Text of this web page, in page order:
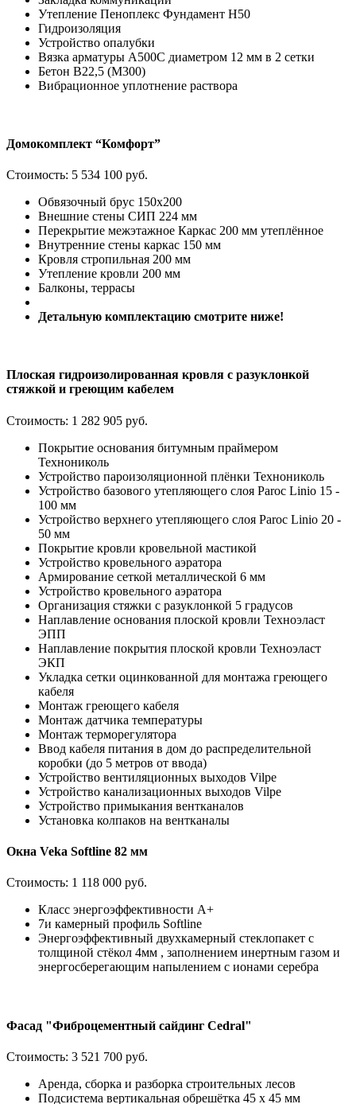
Утепление Пеноплекс Фундамент H50
Гидроизоляция
Устройство опалубки
Вязка арматуры А500С диаметром 12 мм в 2 сетки
Бетон В22,5 (М300)
Вибрационное уплотнение раствора
Домокомплект “Комфорт”
Стоимость: 5 534 100 руб.
Обвязочный брус 150х200
Внешние стены СИП 224 мм
Перекрытие межэтажное Каркас 200 мм утеплённое
Внутренние стены каркас 150 мм
Кровля стропильная 200 мм
Утепление кровли 200 мм
Балконы, террасы
Детальную комплектацию смотрите ниже!
Плоская гидроизолированная кровля с разуклонкой
стяжкой и греющим кабелем
Стоимость: 1 282 905 руб.
Покрытие основания битумным праймером
Технониколь
Устройство пароизоляционной плёнки Технониколь
Устройство базового утепляющего слоя Paroc Linio 15 -
100 мм
Устройство верхнего утепляющего слоя Paroc Linio 20 -
50 мм
Покрытие кровли кровельной мастикой
Устройство кровельного аэратора
Армирование сеткой металлической 6 мм
Устройство кровельного аэратора
Организация стяжки с разуклонкой 5 градусов
Наплавление основания плоской кровли Техноэласт
ЭПП
Наплавление покрытия плоской кровли Техноэласт
ЭКП
Укладка сетки оцинкованной для монтажа греющего
кабеля
Монтаж греющего кабеля
Монтаж датчика температуры
Монтаж терморегулятора
Ввод кабеля питания в дом до распределительной
коробки (до 5 метров от ввода)
Устройство вентиляционных выходов Vilpe
Устройство канализационных выходов Vilpe
Устройство примыкания вентканалов
Установка колпаков на вентканалы
Окна Veka Softline 82 мм
Стоимость: 1 118 000 руб.
Класс энергоэффективности А+
7и камерный профиль Softline
Энергоэффективный двухкамерный стеклопакет с
толщиной стёкол 4мм , заполнением инертным газом и
энергосберегающим напылением с ионами серебра
Фасад "Фиброцементный сайдинг Cedral"
Стоимость: 3 521 700 руб.
Аренда, сборка и разборка строительных лесов
Подсистема вертикальная обрешётка 45 х 45 мм